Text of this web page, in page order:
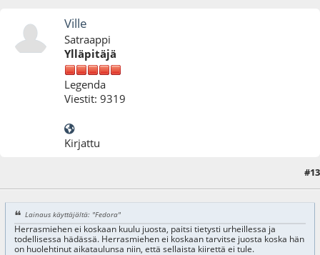
Ville
Satraappi
Ylläpitäjä
Legenda
Viestit: 9319
Kirjattu
#13
Lainaus käyttäjältä: "Fedora"
Herrasmiehen ei koskaan kuulu juosta, paitsi tietysti urheillessa ja
todellisessa hädässä. Herrasmiehen ei koskaan tarvitse juosta koska hän
on huolehtinut aikataulunsa niin, että sellaista kiirettä ei tule.